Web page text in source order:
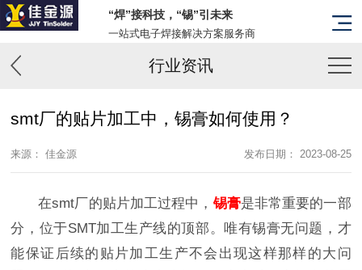
“焊”接科技，“锡”引未来
一站式电子焊接解决方案服务商
行业资讯
smt厂的贴片加工中，锡膏如何使用？
来源： 佳金源 发布日期： 2023-08-25
在smt厂的贴片加工过程中， 锡膏是非常重要的一部
分，位于SMT加工生产线的顶部。唯有锡膏无问题，才
能保证后续的贴片加工生产不会出现这样那样的大问